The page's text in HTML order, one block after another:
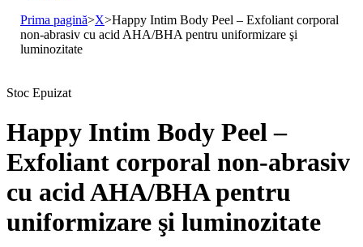
Prima pagină>X>Happy Intim Body Peel – Exfoliant corporal
non-abrasiv cu acid AHA/BHA pentru uniformizare şi
luminozitate
Stoc Epuizat
Happy Intim Body Peel –
Exfoliant corporal non-abrasiv
cu acid AHA/BHA pentru
uniformizare şi luminozitate